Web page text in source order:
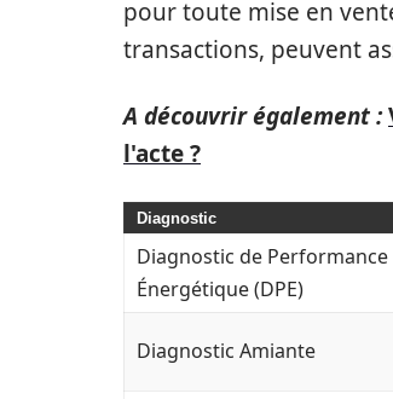
pour toute mise en
transactions, peuvent
A découvrir également :
l'acte ?
Diagnostic
Diagnostic de Performance
Énergétique (DPE)
Diagnostic Amiante